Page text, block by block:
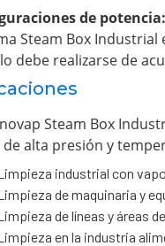
de potencia:
Steam Box
debe realizarse de
Steam Box
alta presión y
industrial con
de maquinaria y
de líneas y áreas
en la industria